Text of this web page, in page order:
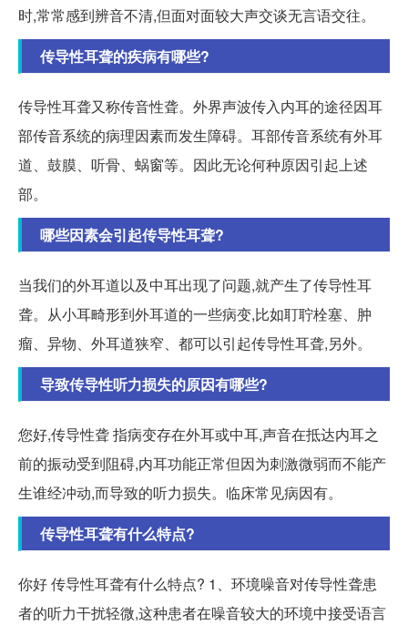
时,常常感到辨音不清,但面对面较大声交谈无言语交往。
传导性耳聋的疾病有哪些?
传导性耳聋又称传音性聋。外界声波传入内耳的途径因耳
部传音系统的病理因素而发生障碍。耳部传音系统有外耳
道、鼓膜、听骨、蜗窗等。因此无论何种原因引起上述
部。
哪些因素会引起传导性耳聋?
当我们的外耳道以及中耳出现了问题,就产生了传导性耳
聋。从小耳畸形到外耳道的一些病变,比如耵聍栓塞、肿
瘤、异物、外耳道狭窄、都可以引起传导性耳聋,另外。
导致传导性听力损失的原因有哪些?
您好,传导性聋 指病变存在外耳或中耳,声音在抵达内耳之
前的振动受到阻碍,内耳功能正常但因为刺激微弱而不能产
生谁经冲动,而导致的听力损失。临床常见病因有。
传导性耳聋有什么特点?
你好 传导性耳聋有什么特点? 1、环境噪音对传导性聋患
者的听力干扰轻微,这种患者在噪音较大的环境中接受语言